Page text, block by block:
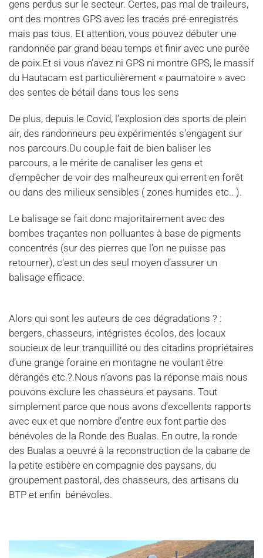
gens perdus sur le secteur. Certes, pas mal de traileurs,
ont des montres GPS avec les tracés pré-enregistrés
mais pas tous. Et attention, vous pouvez débuter une
randonnée par grand beau temps et finir avec une purée
de poix.Et si vous n’avez ni GPS ni montre GPS, le massif
du Hautacam est particulièrement « paumatoire » avec
des sentes de bétail dans tous les sens
De plus, depuis le Covid, l’explosion des sports de plein
air, des randonneurs peu expérimentés s’engagent sur
nos parcours.Du coup,le fait de bien baliser les
parcours, a le mérite de canaliser les gens et
d’empêcher de voir des malheureux qui errent en forêt
ou dans des milieux sensibles ( zones humides etc.. ).
Le balisage se fait donc majoritairement avec des
bombes traçantes non polluantes à base de pigments
concentrés (sur des pierres que l’on ne puisse pas
retourner), c'est un des seul moyen d’assurer un
balisage efficace.
Alors qui sont les auteurs de ces dégradations ? :
bergers, chasseurs, intégristes écolos, des locaux
soucieux de leur tranquillité ou des citadins propriétaires
d’une grange foraine en montagne ne voulant être
dérangés etc.?.Nous n’avons pas la réponse mais nous
pouvons exclure les chasseurs et paysans. Tout
simplement parce que nous avons d’excellents rapports
avec eux et que nombre d’entre eux font partie des
bénévoles de la Ronde des Bualas. En outre, la ronde
des Bualas a oeuvré à la reconstruction de la cabane de
la petite estibère en compagnie des paysans, du
groupement pastoral, des chasseurs, des artisans du
BTP et enfin bénévoles.